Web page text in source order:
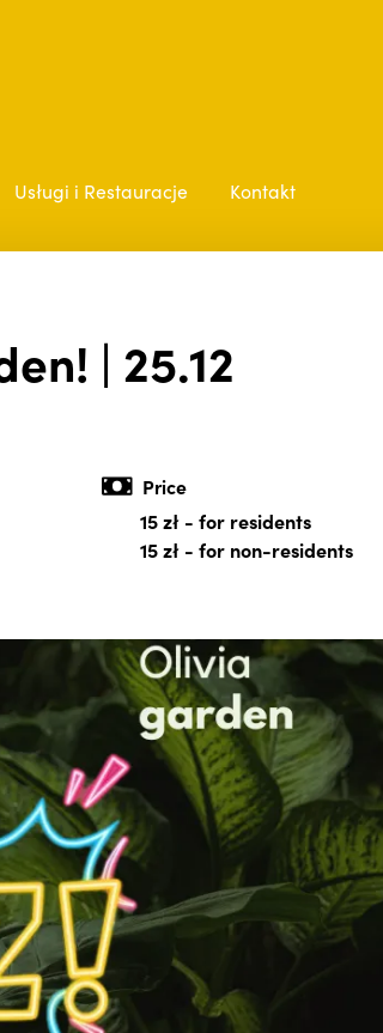
Usługi i Restauracje Kontakt
| 25.12
Price
15 zł- for residents
15 zł- for non-residents